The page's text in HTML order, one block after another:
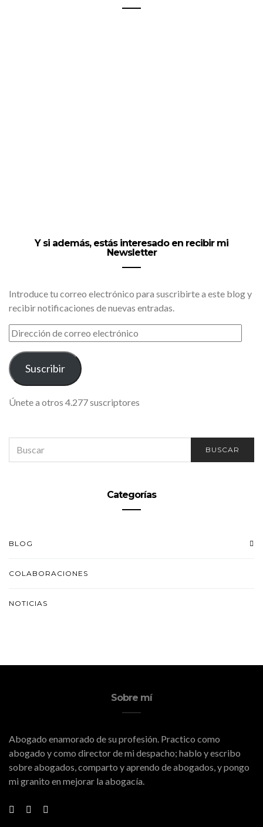
Y si además, estás interesado en recibir mi
Newsletter
Introduce tu correo electrónico para suscribirte a este blog y
recibir notificaciones de nuevas entradas.
DIRECCIÓN
DE
CORREO
ELECTRÓNICO
Suscribir
Únete a otros 4.277 suscriptores
FOR:
BUSCAR
Categorías
BLOG
COLABORACIONES
NOTICIAS
Sobre mí
Abogado enamorado de su profesión. Practico como
abogado y como director de mi despacho; hablo y escribo
sobre abogados, comparto y aprendo de abogados, y pongo
mi granito en mejorar la abogacía.